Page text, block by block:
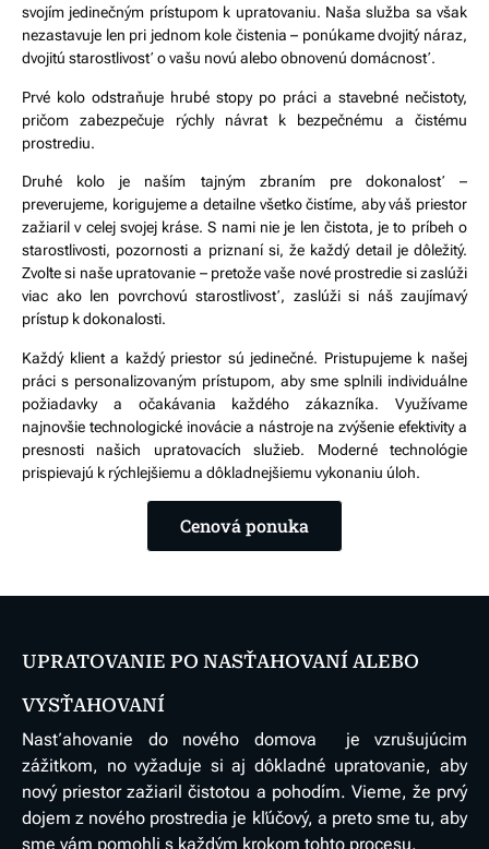
svojím jedinečným prístupom k upratovaniu. Naša služba sa však
nezastavuje len pri jednom kole čistenia – ponúkame dvojitý náraz,
dvojitú starostlivosť o vašu novú alebo obnovenú domácnosť.
Prvé kolo odstraňuje hrubé stopy po práci a stavebné nečistoty,
pričom zabezpečuje rýchly návrat k bezpečnému a čistému
prostrediu.
Druhé kolo je naším tajným zbraním pre dokonalosť –
preverujeme, korigujeme a detailne všetko čistíme, aby váš priestor
zažiaril v celej svojej kráse. S nami nie je len čistota, je to príbeh o
starostlivosti, pozornosti a priznaní si, že každý detail je dôležitý.
Zvoľte si naše upratovanie – pretože vaše nové prostredie si zaslúži
viac ako len povrchovú starostlivosť, zaslúži si náš zaujímavý
prístup k dokonalosti.
Každý klient a každý priestor sú jedinečné. Pristupujeme k našej
práci s personalizovaným prístupom, aby sme splnili individuálne
požiadavky a očakávania každého zákazníka. Využívame
najnovšie technologické inovácie a nástroje na zvýšenie efektivity a
presnosti našich upratovacích služieb. Moderné technológie
prispievajú k rýchlejšiemu a dôkladnejšiemu vykonaniu úloh.
Cenová ponuka
UPRATOVANIE PO NASŤAHOVANÍ ALEBO
VYSŤAHOVANÍ
Nasťahovanie do nového domova je vzrušujúcim
zážitkom, no vyžaduje si aj dôkladné upratovanie, aby
nový priestor zažiaril čistotou a pohodím. Vieme, že prvý
dojem z nového prostredia je kľúčový, a preto sme tu, aby
sme vám pomohli s každým krokom tohto procesu.